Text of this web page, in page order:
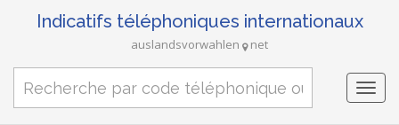
Indicatifs téléphoniques internationaux
auslandsvorwahlen net